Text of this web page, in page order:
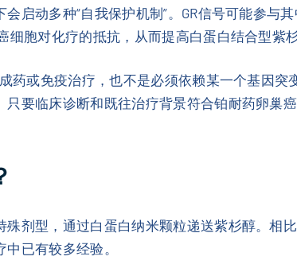
启动多种“自我保护机制”。GR信号可能参与
细胞对化疗的抵抗，从而提高白蛋白结合型紫
药或免疫治疗，也不是必须依赖某一个基因
只要临床诊断和既往治疗背景符合铂耐药卵巢
殊剂型，通过白蛋白纳米颗粒递送紫杉醇。相
已有较多经验。